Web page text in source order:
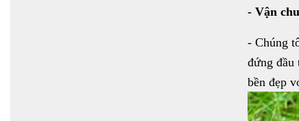
- Vận
- Chúng
đứng đầu
bền đẹp